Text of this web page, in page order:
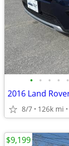
• • • • •
2016 Land
8/7 126k mi
$9,199